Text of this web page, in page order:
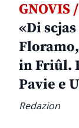
GNOVIS /
«Di
in Friûl.
Pavie e
Redazion